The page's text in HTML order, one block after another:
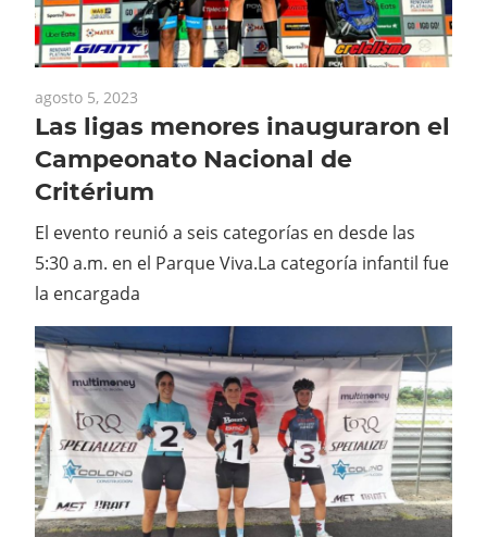
agosto 5, 2023
Las ligas menores inauguraron el
Campeonato Nacional de
Critérium
El evento reunió a seis categorías en desde las
5:30 a.m. en el Parque Viva.La categoría infantil fue
la encargada